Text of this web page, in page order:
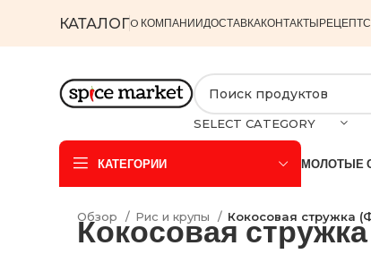
КАТАЛОГO КОМПАНИИДОСТАВКАКОНТАКТЫРЕЦЕПТ
SELECT CATEGORY
КАТЕГОРИИ МОЛОТЫЕ
Обзор Рис и крупы Кокосовая стружка
Кокосовая